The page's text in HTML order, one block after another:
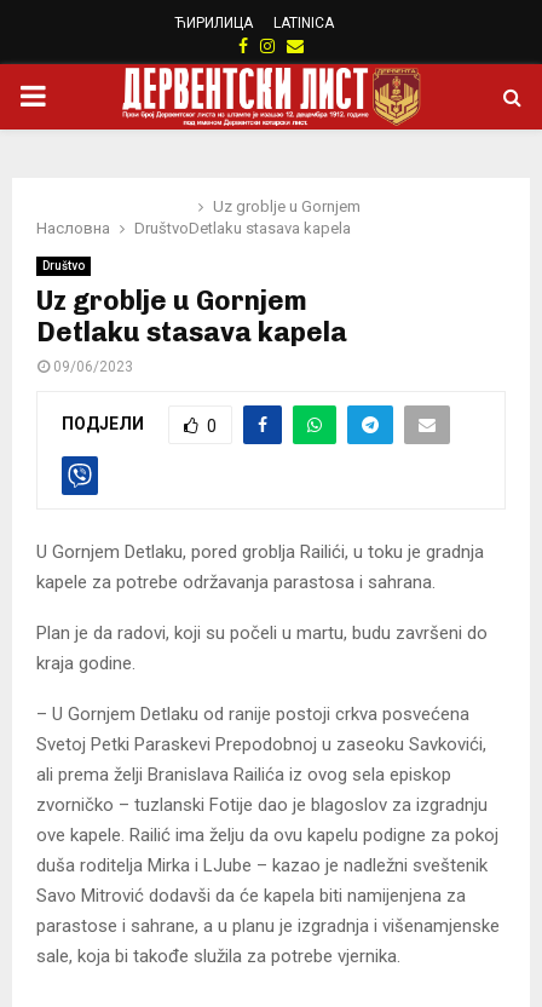
ЋИРИЛИЦА LATINICA
Facebook
Instagram
Email
PRIMARY
Насловна Društvo
Uz groblje u Gornjem
Detlaku stasava kapela
Društvo
Uz groblje u Gornjem
Detlaku stasava kapela
09/06/2023
ПОДЈЕЛИ 0
U Gornjem Detlaku, pored groblja Railići, u toku je gradnja
kapele za potrebe održavanja parastosa i sahrana.
Plan je da radovi, koji su počeli u martu, budu završeni do
kraja godine.
– U Gornjem Detlaku od ranije postoji crkva posvećena
Svetoj Petki Paraskevi Prepodobnoj u zaseoku Savkovići,
ali prema želji Branislava Railića iz ovog sela episkop
zvorničko – tuzlanski Fotije dao je blagoslov za izgradnju
ove kapele. Railić ima želju da ovu kapelu podigne za pokoj
duša roditelja Mirka i LJube – kazao je nadležni sveštenik
Savo Mitrović dodavši da će kapela biti namijenjena za
parastose i sahrane, a u planu je izgradnja i višenamjenske
sale, koja bi takođe služila za potrebe vjernika.